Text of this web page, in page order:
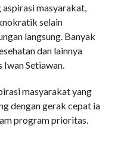
masyarakat,
selain
langsung. Banyak
dan lainnya
Iwan Setiawan.
masyarakat yang
dengan gerak cepat ia
program prioritas.